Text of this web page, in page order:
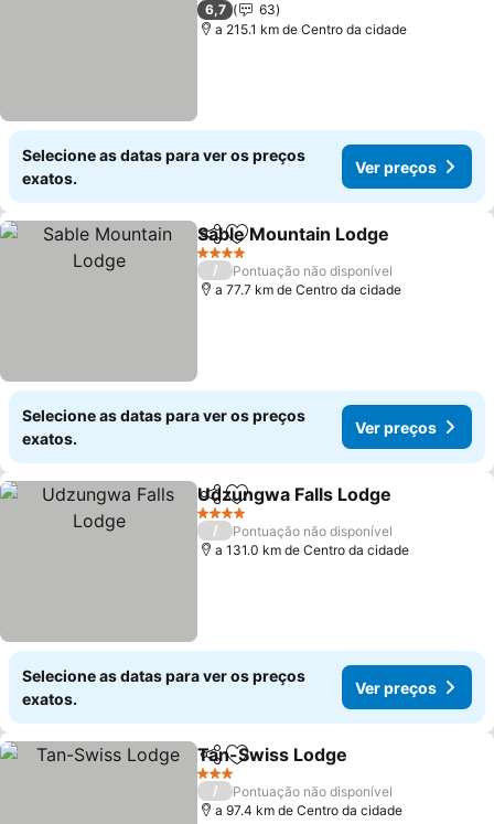
6,7
63
a 215.1 km de Centro da cidade
Selecione as datas para ver os preços
exatos.
Ver preços
PartilharAdicionar aos favoritos
Sable Mountain Lodge
4 Estrelas
/
Pontuação não disponível
a 77.7 km de Centro da cidade
Selecione as datas para ver os preços
exatos.
Ver preços
PartilharAdicionar aos favoritos
Udzungwa Falls Lodge
4 Estrelas
/
Pontuação não disponível
a 131.0 km de Centro da cidade
Selecione as datas para ver os preços
exatos.
Ver preços
PartilharAdicionar aos favoritos
Tan-Swiss Lodge
3 Estrelas
/
Pontuação não disponível
a 97.4 km de Centro da cidade